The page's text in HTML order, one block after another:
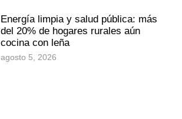
Energía limpia y salud pública: más
del 20% de hogares rurales aún
cocina con leña
agosto 5, 2026